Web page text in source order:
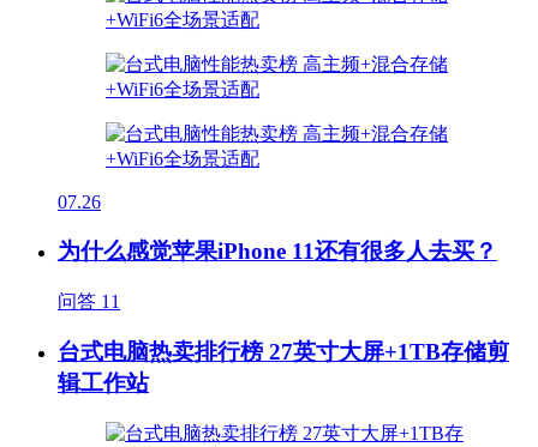
07.26
为什么感觉苹果iPhone 11还有很多人去买？
问答 11
台式电脑热卖排行榜 27英寸大屏+1TB存储剪
辑工作站